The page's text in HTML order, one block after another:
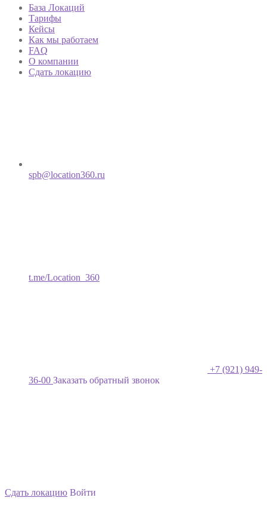
База Локаций
Тарифы
Кейсы
Как мы работаем
FAQ
О компании
Сдать локацию
spb@location360.ru
t.me/Location_360
+7 (921) 949-
36-00 Заказать обратный звонок
Сдать локацию Войти